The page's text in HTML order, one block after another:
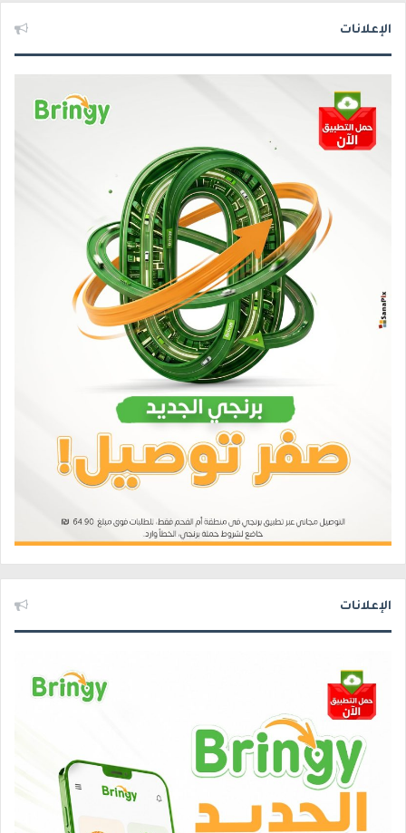
الإعلانات
الإعلانات